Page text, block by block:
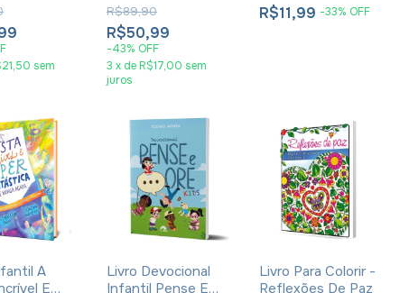
sem
R$50,99
-43% OFF
R$89,90
3 x de R$17,00 sem
juros
R$11,99 -33% OFF
A
E
Livro Devocional
Infantil Pense E
Livro Para Colorir -
Reflexões De Paz